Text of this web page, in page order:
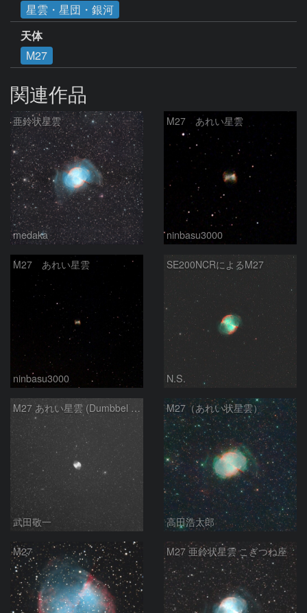
星雲・星団・銀河
天体
M27
関連作品
亜鈴状星雲
medaka
M27 あれい星雲
ninbasu3000
M27 あれい星雲
ninbasu3000
SE200NCRによるM27
N.S.
M27 あれい星雲 (Dumbbel Nebura/Apple Core Nebula)
武田敬一
M27（あれい状星雲）
高田浩太郎
M27 M27 亜鈴状星雲 こぎつね座